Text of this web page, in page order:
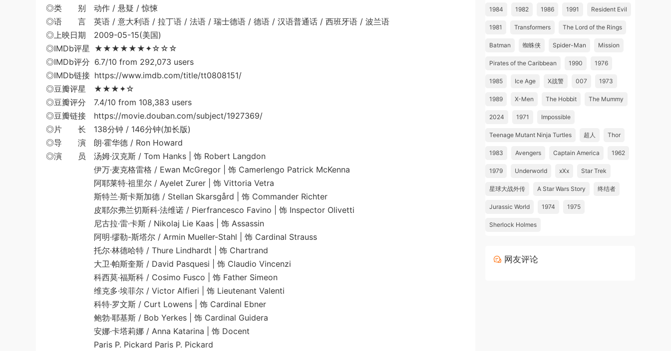
◎类 别 动作 / 悬疑 / 惊悚
◎语 言 英语 / 意大利语 / 拉丁语 / 法语 / 瑞士德语 / 德语 / 汉语普通话 / 西班牙语 / 波兰语
◎上映日期 2009-05-15(美国)
◎IMDb评星 ★★★★★★✦☆☆☆
◎IMDb评分 6.7/10 from 292,073 users
◎IMDb链接 https://www.imdb.com/title/tt0808151/
◎豆瓣评星 ★★★✦☆
◎豆瓣评分 7.4/10 from 108,383 users
◎豆瓣链接 https://movie.douban.com/subject/1927369/
◎片 长 138分钟 / 146分钟(加长版)
◎导 演 朗·霍华德 / Ron Howard
◎演 员 汤姆·汉克斯 / Tom Hanks | 饰 Robert Langdon
伊万·麦克格雷格 / Ewan McGregor | 饰 Camerlengo Patrick McKenna
阿耶莱特·祖里尔 / Ayelet Zurer | 饰 Vittoria Vetra
斯特兰·斯卡斯加德 / Stellan Skarsgård | 饰 Commander Richter
皮耶尔弗兰切斯科·法维诺 / Pierfrancesco Favino | 饰 Inspector Olivetti
尼古拉·雷·卡斯 / Nikolaj Lie Kaas | 饰 Assassin
阿明·缪勒-斯塔尔 / Armin Mueller-Stahl | 饰 Cardinal Strauss
托尔·林德哈特 / Thure Lindhardt | 饰 Chartrand
大卫·帕斯奎斯 / David Pasquesi | 饰 Claudio Vincenzi
科西莫·福斯科 / Cosimo Fusco | 饰 Father Simeon
维克多·埃菲尔 / Victor Alfieri | 饰 Lieutenant Valenti
科特·罗文斯 / Curt Lowens | 饰 Cardinal Ebner
鲍勃·耶基斯 / Bob Yerkes | 饰 Cardinal Guidera
安娜·卡塔莉娜 / Anna Katarina | 饰 Docent
Paris P. Pickard Paris P. Pickard
1984 1982 1986 1991 Resident Evil
1981 Transformers The Lord of the Rings
Batman 蜘蛛侠 Spider-Man Mission
Pirates of the Caribbean 1990 1976
1985 Ice Age X战警 007 1973
1989 X-Men The Hobbit The Mummy
2024 1971 Impossible
Teenage Mutant Ninja Turtles 超人 Thor
1983 Avengers Captain America 1962
1979 Underworld xXx Star Trek
星球大战外传 A Star Wars Story 终结者
Jurassic World 1974 1975
Sherlock Holmes
网友评论